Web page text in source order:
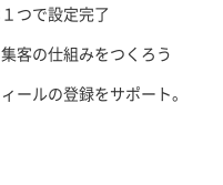
つで設定完了
客の仕組みをつくろう
ールの登録をサポート。